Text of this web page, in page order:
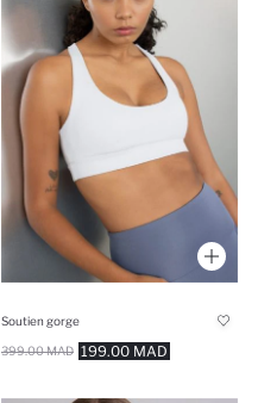
Soutien gorge
199.00 MAD
399.00 MAD